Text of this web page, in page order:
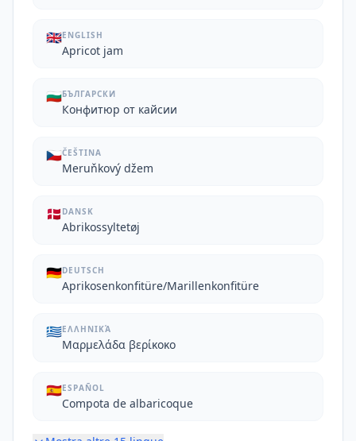
🇬🇧ENGLISH
Apricot jam
🇧🇬БЪЛГАРСКИ
Конфитюр от кайсии
🇨🇿ČEŠTINA
Meruňkový džem
🇩🇰 DANSK
Abrikossyltetøj
🇩🇪DEUTSCH
Aprikosenkonfitüre/Marillenkonfitüre
🇬🇷ΕΛΛΗΝΙΚΆ
Μαρμελάδα βερίκοκο
🇪🇸ESPAÑOL
Compota de albaricoque